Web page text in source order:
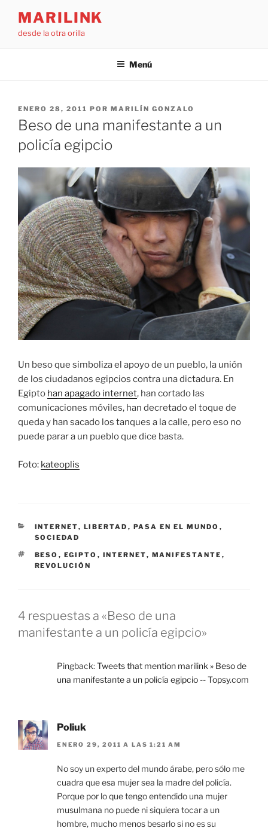
contenido
MARILINK
desde la otra orilla
Menú
PUBLICADO
EL
ENERO 28, 2011 POR MARILÍN GONZALO
Beso de una manifestante a un
policía egipcio
Un beso que simboliza el apoyo de un pueblo, la unión
de los ciudadanos egipcios contra una dictadura. En
Egipto han apagado internet, han cortado las
comunicaciones móviles, han decretado el toque de
queda y han sacado los tanques a la calle, pero eso no
puede parar a un pueblo que dice basta.
Foto: kateoplis
CATEGORÍAS
INTERNET, LIBERTAD , PASA EN EL MUNDO ,
SOCIEDAD
ETIQUETAS
BESO , EGIPTO , INTERNET, MANIFESTANTE ,
REVOLUCIÓN
4 respuestas a «Beso de una
manifestante a un policía egipcio»
Pingback:Tweets that mention marilink » Beso de
una manifestante a un policía egipcio -- Topsy.com
Poliuk
ENERO 29, 2011 A LAS 1:21 AM
No soy un experto del mundo árabe, pero sólo me
cuadra que esa mujer sea la madre del policía.
Porque por lo que tengo entendido una mujer
musulmana no puede ni siquiera tocar a un
hombre, mucho menos besarlo si no es su